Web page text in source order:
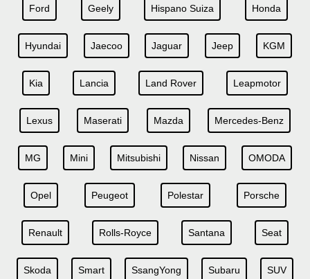
Ford Geely Hispano Suiza Honda
Hyundai Jaecoo Jaguar Jeep KGM
Kia Lancia Land Rover Leapmotor
Lexus Maserati Mazda Mercedes-Benz
MG Mini Mitsubishi Nissan OMODA
Opel Peugeot Polestar Porsche
Renault Rolls-Royce Santana Seat
Skoda Smart SsangYong Subaru SUV